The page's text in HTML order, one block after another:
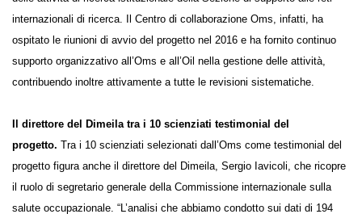
la salute dei lavoratori, ha partecipato a questo progetto fin dall’inizio,
nell’ambito delle attività di ricerca istituzionale della Sezione di
supporto alle reti internazionali di ricerca. Il Centro di collaborazione
Oms, infatti, ha ospitato le riunioni di avvio del progetto nel 2016 e ha
delle attività, contribuendo inoltre attivamente a tutte le revisioni
sistematiche.
Il direttore del Dimeila tra i 10 scienziati testimonial del
progetto.
Tra i 10 scienziati selezionati dall’Oms come testimonial del